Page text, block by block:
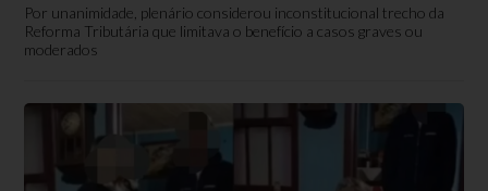
Por unanimidade, plenário considerou inconstitucional trecho da
Reforma Tributária que limitava o benefício a casos graves ou
moderados